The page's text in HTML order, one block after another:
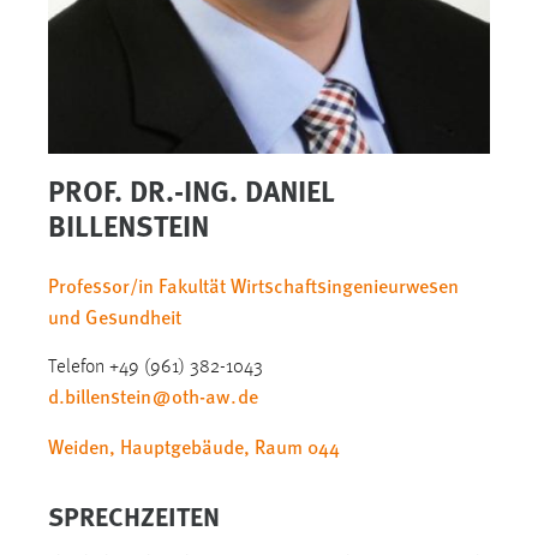
PROF. DR.-ING. DANIEL
BILLENSTEIN
Professor/in Fakultät Wirtschaftsingenieurwesen
und Gesundheit
Telefon +49 (961) 382-1043
d.billenstein@oth-aw.de
Weiden, Hauptgebäude, Raum 044
SPRECHZEITEN
Dieser Cookie speichert die ausgewählten Einverständnis-
Optionen des Benutzers
Performance
Name:
Zweck:
Für performante Seitenauslieferung wird in diesem Cookie